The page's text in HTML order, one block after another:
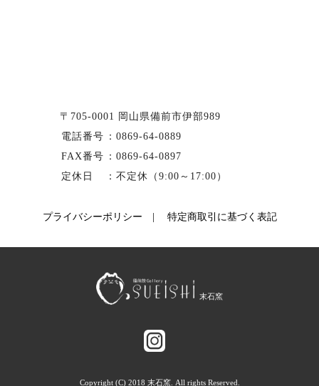
〒705-0001 岡山県備前市伊部989
電話番号 ： 0869-64-0889
FAX番号 ：0869-64-0897
定休日
：不定休（9:00～17:00）
プライバシーポリシー 特定商取引に基づく表記
Copyright (C) 2018 末石窯. All rights Reserved.